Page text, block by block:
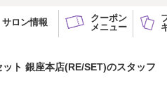
サロン情報
クーポン
メニュー
ット 銀座本店(RE/SET)のスタッフ